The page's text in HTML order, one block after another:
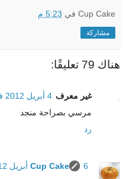
Cup Cake في 5:23 م
مشاركة
هناك 79 تعليقًا:
غير معرف 4 أبريل 2012 في 8:25 م
مرسي بصراحة منجد
رد
Cup Cake
6 أبريل 2012 في 11:43 ص